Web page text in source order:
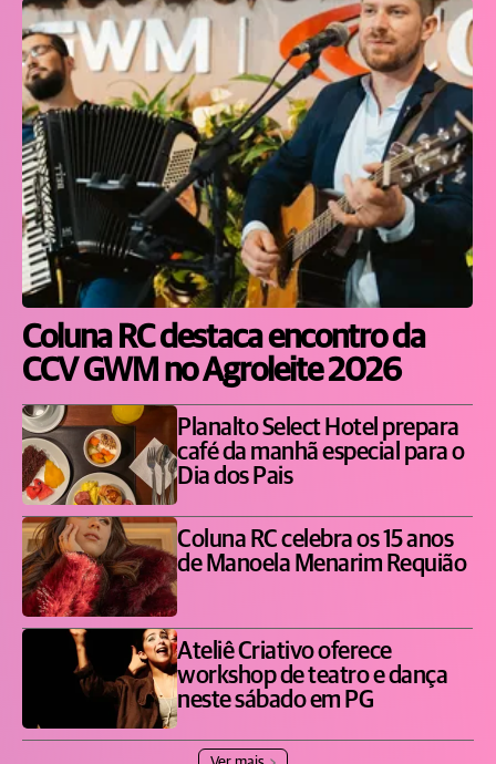
Coluna RC destaca encontro da
CCV GWM no Agroleite 2026
Planalto Select Hotel prepara
café da manhã especial para o
Dia dos Pais
Coluna RC celebra os 15 anos
de Manoela Menarim Requião
Ateliê Criativo oferece
workshop de teatro e dança
neste sábado em PG